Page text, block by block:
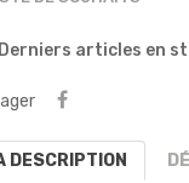
Derniers articles en
DESCRIPTION